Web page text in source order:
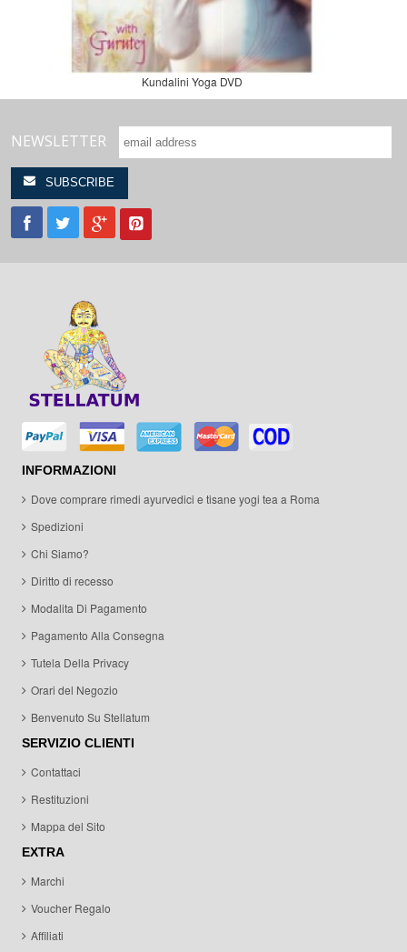
Kundalini Yoga DVD
NEWSLETTER
INFORMAZIONI
Dove comprare rimedi ayurvedici e tisane yogi tea a Roma
Spedizioni
Chi Siamo?
Diritto di recesso
Modalita Di Pagamento
Pagamento Alla Consegna
Tutela Della Privacy
Orari del Negozio
Benvenuto Su Stellatum
SERVIZIO CLIENTI
Contattaci
Restituzioni
Mappa del Sito
EXTRA
Marchi
Voucher Regalo
Affiliati